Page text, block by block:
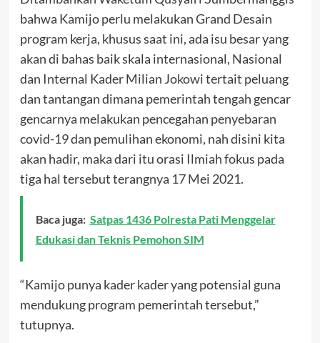
bahwa Kamijo perlu melakukan Grand Desain
program kerja, khusus saat ini, ada isu besar yang
akan di bahas baik skala internasional, Nasional
dan Internal Kader Milian Jokowi tertait peluang
dan tantangan dimana pemerintah tengah gencar
gencarnya melakukan pencegahan penyebaran
covid-19 dan pemulihan ekonomi, nah disini kita
akan hadir, maka dari itu orasi Ilmiah fokus pada
tiga hal tersebut terangnya 17 Mei 2021.
Baca juga: Satpas 1436 Polresta Pati Menggelar
Edukasi dan Teknis Pemohon SIM
“Kamijo punya kader kader yang potensial guna
mendukung program pemerintah tersebut,”
tutupnya.